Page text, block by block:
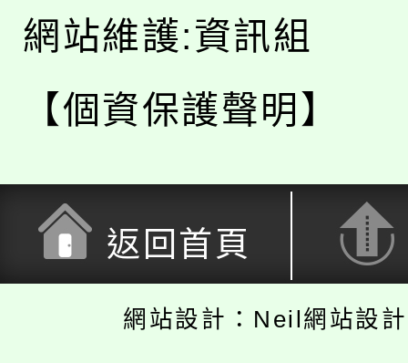
網站維護:資訊組
【個資保護聲明】
返回首頁
網站設計：Neil網站設